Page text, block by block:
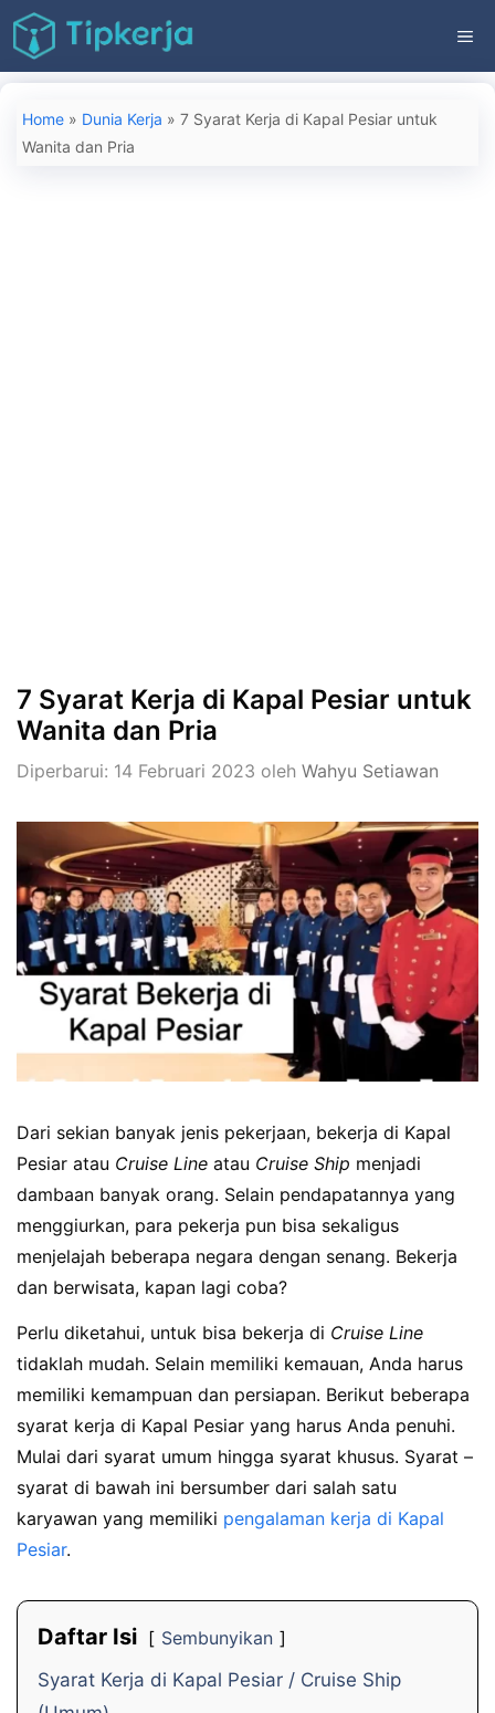
Langsung
ke
isi
Home » Dunia Kerja » 7 Syarat Kerja di Kapal Pesiar untuk
Wanita dan Pria
7 Syarat Kerja di Kapal Pesiar untuk
Wanita dan Pria
Diperbarui: 14 Februari 2023 oleh Wahyu Setiawan
Dari sekian banyak jenis pekerjaan, bekerja di Kapal
Pesiar atau Cruise Line atau Cruise Ship menjadi
dambaan banyak orang. Selain pendapatannya yang
menggiurkan, para pekerja pun bisa sekaligus
menjelajah beberapa negara dengan senang. Bekerja
dan berwisata, kapan lagi coba?
Perlu diketahui, untuk bisa bekerja di Cruise Line
tidaklah mudah. Selain memiliki kemauan, Anda harus
memiliki kemampuan dan persiapan. Berikut beberapa
syarat kerja di Kapal Pesiar yang harus Anda penuhi.
Mulai dari syarat umum hingga syarat khusus. Syarat –
syarat di bawah ini bersumber dari salah satu
karyawan yang memiliki pengalaman kerja di Kapal
Pesiar.
Daftar Isi
Sembunyikan
Syarat Kerja di Kapal Pesiar / Cruise Ship